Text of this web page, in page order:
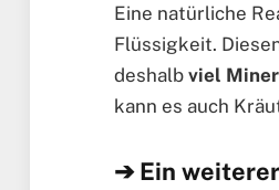
Eine natürliche
Flüssigkeit.
deshalb viel
kann es auch
➔ Ein